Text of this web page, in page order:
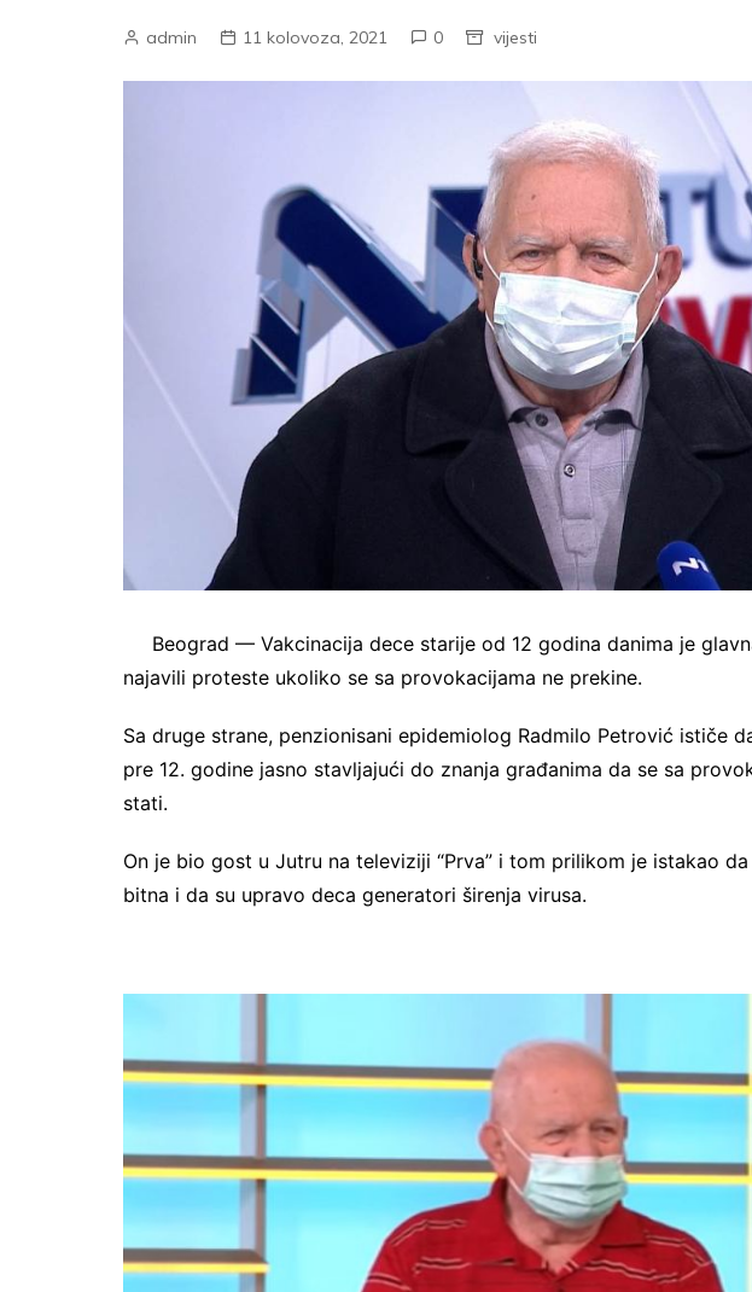
admin 11 kolovoza, 2021 0 vijesti
Beograd — Vakcinacija dece starije od 12 godina danima je
najavili proteste ukoliko se sa provokacijama ne prekine.
Sa druge strane, penzionisani epidemiolog Radmilo Petrović ističe
pre 12. godine jasno stavljajući do znanja građanima da se sa
stati.
On je bio gost u Jutru na televiziji “Prva” i tom prilikom je istakao
bitna i da su upravo deca generatori širenja virusa.